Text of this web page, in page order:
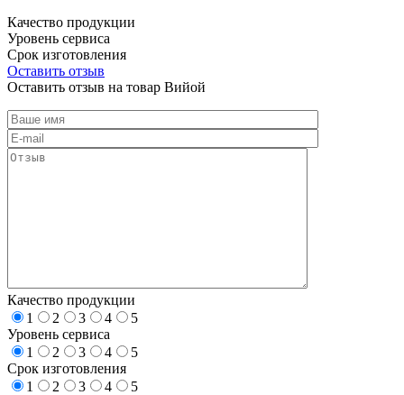
Качество продукции
Уровень сервиса
Срок изготовления
Оставить отзыв
Оставить отзыв на товар Вийой
Качество продукции
1
2 3 4
5
Уровень сервиса
1
2 3 4
5
Срок изготовления
1
2 3 4
5